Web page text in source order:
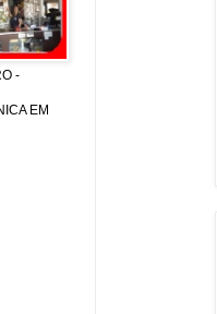
-
EM